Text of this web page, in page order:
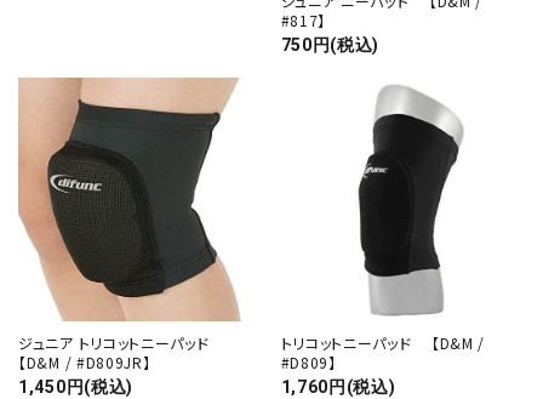
#817】
750円(税込)
ジュニア トリコットニーパッド
【D&M / #D809JR】
1,450円(税込)
トリコットニーパッド 【D&M /
#D809】
1,760円(税込)
キーワード
カテゴリー